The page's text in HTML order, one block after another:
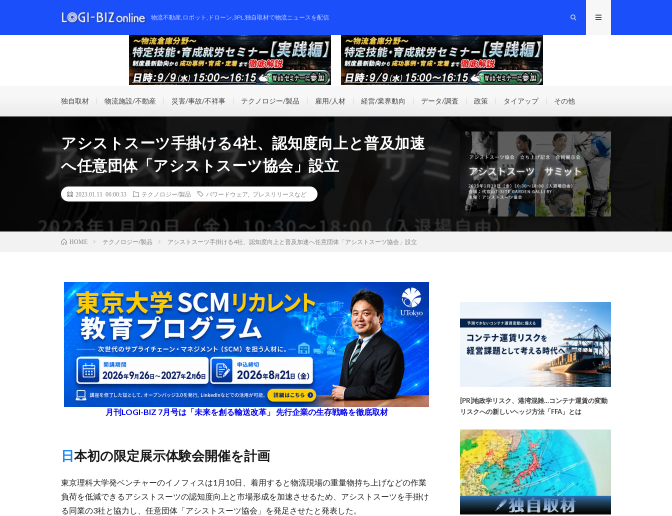
物流不動産,ロボット,ドローン,3PL,独自取材で物流ニュースを配信
独自取材 物流施設/不動産 災害/事故/不祥事 テクノロジー/製品 雇用/人材 経営/業界動向 データ/調査 政策 タイアップ その他
アシストスーツ手掛ける4社、認知度向上と普及加速
へ任意団体「アシストスーツ協会」設立
2023.01.11 06:00:33 テクノロジー/製品 パワードウェア プレスリリースなど
HOME テクノロジー/製品 アシストスーツ手掛ける4社、認知度向上と普及加速へ任意団体「アシストスーツ協会」設立
月刊LOGI-BIZ 7月号は「未来を創る輸送改革」 先行企業の生存戦略を徹底取材
日本初の限定展示体験会開催を計画
東京理科大学発ベンチャーのイノフィスは1月10日、着用すると物流現場の重量物持ち上げなどの作業
負荷を低減できるアシストスーツの認知度向上と市場形成を加速させるため、アシストスーツを手掛け
る同業の3社と協力し、任意団体「アシストスーツ協会」を発足させたと発表した。
[PR]地政学リスク、港湾混雑…コンテナ運賃の変動
リスクへの新しいヘッジ方法「FFA」とは